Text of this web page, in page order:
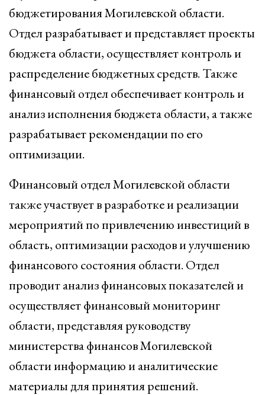
бюджетирования Могилевской области.
Отдел разрабатывает и представляет проекты
бюджета области, осуществляет контроль и
распределение бюджетных средств. Также
финансовый отдел обеспечивает контроль и
анализ исполнения бюджета области, а также
разрабатывает рекомендации по его
оптимизации.
Финансовый отдел Могилевской области
также участвует в разработке и реализации
мероприятий по привлечению инвестиций в
область, оптимизации расходов и улучшению
финансового состояния области. Отдел
проводит анализ финансовых показателей и
осуществляет финансовый мониторинг
области, представляя руководству
министерства финансов Могилевской
области информацию и аналитические
материалы для принятия решений.